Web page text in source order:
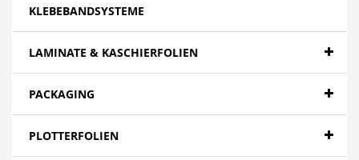
KLEBEBANDSYSTEME
LAMINATE & KASCHIERFOLIEN
PACKAGING
PLOTTERFOLIEN